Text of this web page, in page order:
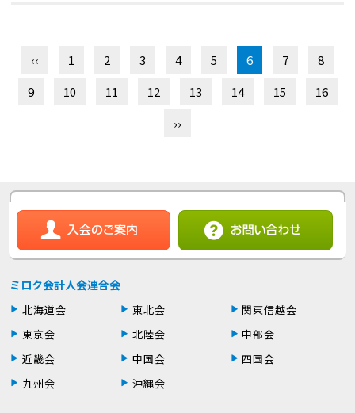
‹‹ 1 2 3 4 5 6 7
8
9
10 11 12 13 14 15
16
››
ミロク会計人会連合会
北海道会 東北会
関東信越会
東京会
北陸会
中部会
近畿会
中国会
四国会
九州会
沖縄会